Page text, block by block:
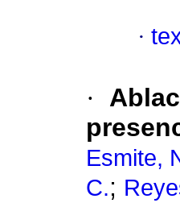
·
·
Esmite,
C.;